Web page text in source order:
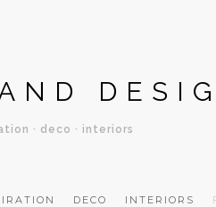
· deco · interiors
DECO INTERIORS